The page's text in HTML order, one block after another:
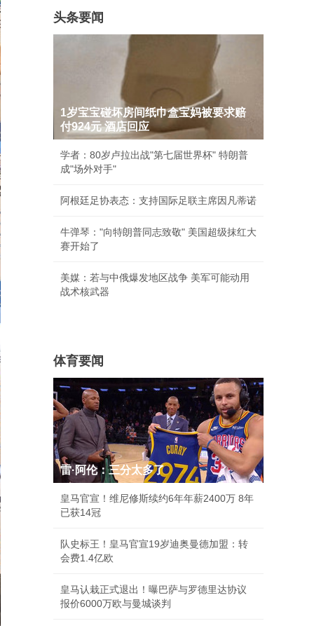
头条要闻
1岁宝宝碰坏房间纸巾盒宝妈被要求赔
付924元 酒店回应
学者：80岁卢拉出战"第七届世界杯" 特朗普
成"场外对手"
阿根廷足协表态：支持国际足联主席因凡蒂诺
牛弹琴："向特朗普同志致敬" 美国超级抹红大
赛开始了
美媒：若与中俄爆发地区战争 美军可能动用
战术核武器
体育要闻
雷·阿伦：三分太多了
皇马官宣！维尼修斯续约6年年薪2400万 8年
已获14冠
队史标王！皇马官宣19岁迪奥曼德加盟：转
会费1.4亿欧
皇马认栽正式退出！曝巴萨与罗德里达协议
报价6000万欧与曼城谈判